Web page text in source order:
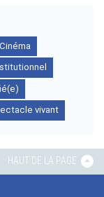
Cinéma
vivant
HAUT DE LA PAGE